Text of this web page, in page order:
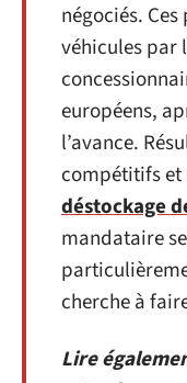
négociés.
véhicules par
européens,
l’avance.
compétitifs et
déstockage
mandataire
cherche à
Lire